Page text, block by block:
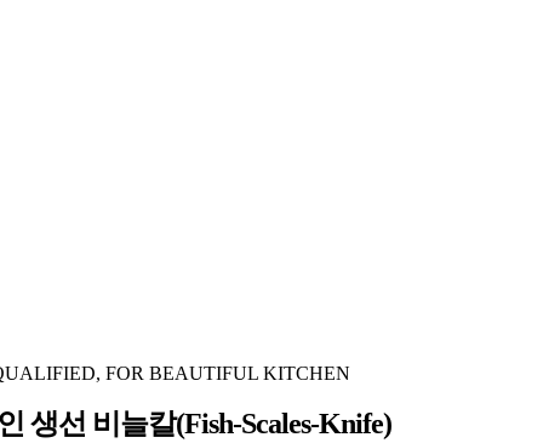
FOR BEAUTIFUL KITCHEN
생선 비늘칼(fish-Scales-Knife)